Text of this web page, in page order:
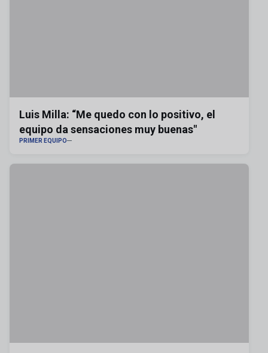
Luis Milla: “Me quedo con lo positivo, el
equipo da sensaciones muy buenas"
PRIMER EQUIPO